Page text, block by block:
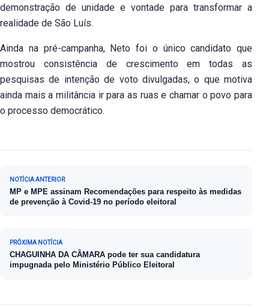
demonstração de unidade e vontade para transformar a
realidade de São Luís.
Ainda na pré-campanha, Neto foi o único candidato que
mostrou consistência de crescimento em todas as
pesquisas de intenção de voto divulgadas, o que motiva
ainda mais a militância ir para as ruas e chamar o povo para
o processo democrático.
Navegação de Post
NOTÍCIA ANTERIOR
MP e MPE assinam Recomendações para respeito às medidas
de prevenção à Covid-19 no período eleitoral
PRÓXIMA NOTÍCIA
CHAGUINHA DA CÂMARA pode ter sua candidatura
impugnada pelo Ministério Público Eleitoral